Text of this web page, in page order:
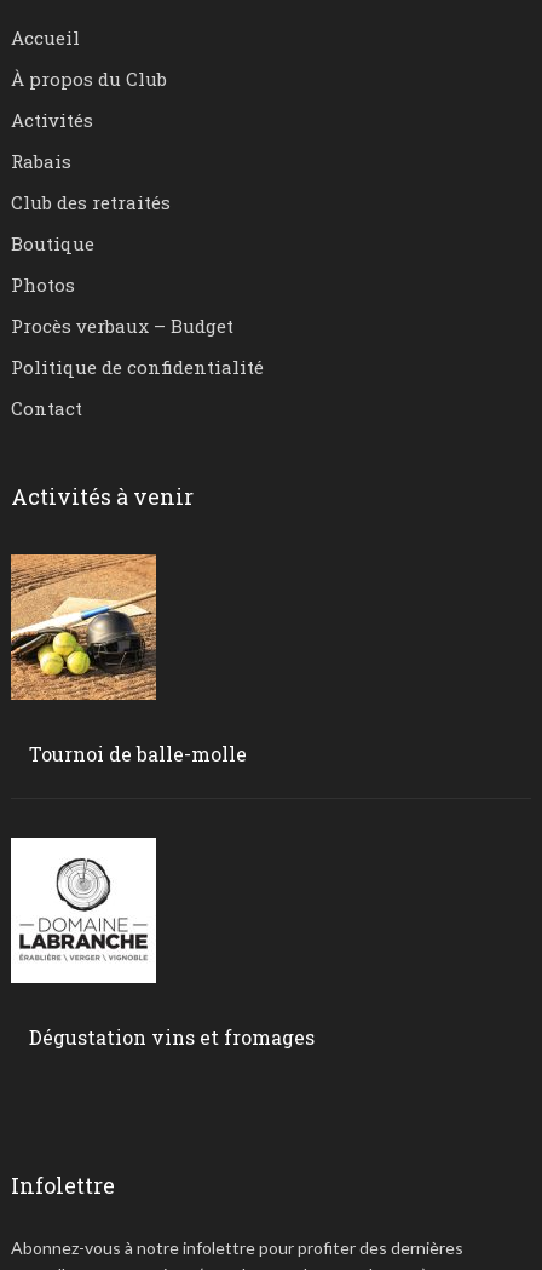
Accueil
À propos du Club
Activités
Rabais
Club des retraités
Boutique
Photos
Procès verbaux – Budget
Politique de confidentialité
Contact
Activités à venir
Tournoi de balle-molle
Dégustation vins et fromages
Infolettre
Abonnez-vous à notre infolettre pour profiter des dernières